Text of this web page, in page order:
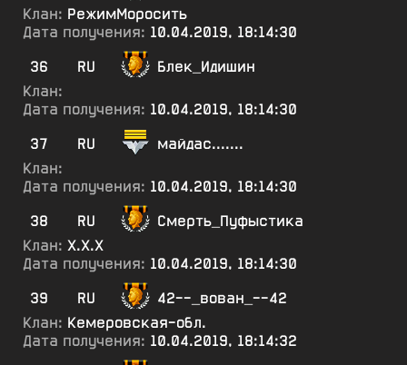
Клан: РежимМоросить
Дата получения: 10.04.2019, 18:14:30
36
RU
Блек_Идишин
Клан:
Дата получения: 10.04.2019, 18:14:30
37
RU
майдас.......
Клан:
Дата получения: 10.04.2019, 18:14:30
38
RU
Смерть_Пуфыстика
Клан: Х.Х.Х
Дата получения: 10.04.2019, 18:14:30
39
RU
42--_вован_--42
Клан: Кемеровская-обл.
Дата получения: 10.04.2019, 18:14:32